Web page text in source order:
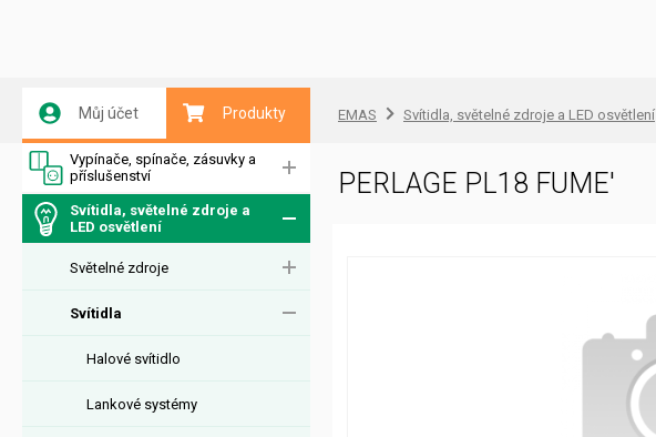
Můj účet Produkty
Vypínače, spínače, zásuvky a
příslušenství
Svítidla, světelné zdroje a
LED osvětlení
Světelné zdroje
Svítidla
Halové svítidlo
Lankové systémy
EMAS Svítidla, světelné zdroje a LED osvětlení
PERLAGE PL18 FUME'